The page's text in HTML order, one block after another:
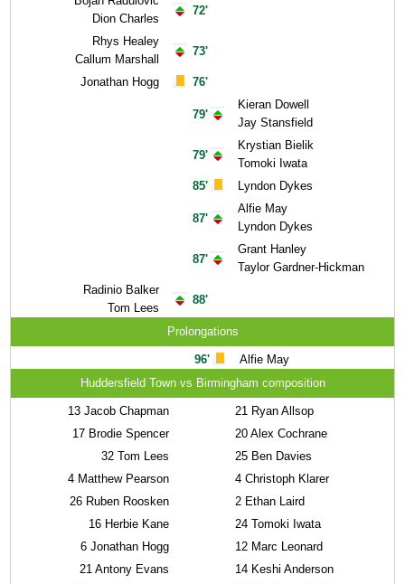
Dion Charles
Rhys Healey
Callum Marshall
Jonathan Hogg
Radinio Balker
Tom Lees
72'
73'
76'
79'
79'
85'
87'
87'
88'
Kieran Dowell
Jay Stansfield
Krystian Bielik
Tomoki Iwata
Lyndon Dykes
Alfie May
Lyndon Dykes
Grant Hanley
Taylor Gardner-Hickman
Prolongations
96'
Alfie May
Huddersfield Town vs Birmingham composition
13 Jacob Chapman
17 Brodie Spencer
32 Tom Lees
4 Matthew Pearson
26 Ruben Roosken
16 Herbie Kane
6 Jonathan Hogg
21 Antony Evans
21 Ryan Allsop
20 Alex Cochrane
25 Ben Davies
4 Christoph Klarer
2 Ethan Laird
24 Tomoki Iwata
12 Marc Leonard
14 Keshi Anderson